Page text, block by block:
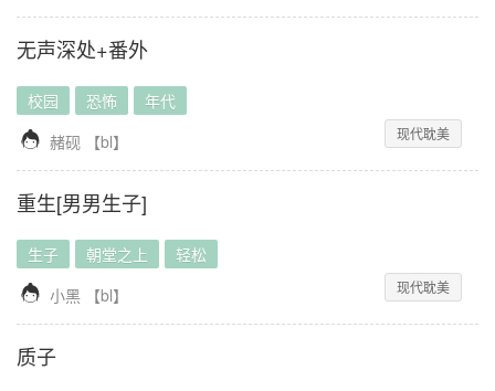
无声深处+番外
校园 恐怖 年代
 赭砚 【bl】 现代耽美
重生[男男生子]
生子 朝堂之上 轻松
 小黑 【bl】 现代耽美
质子